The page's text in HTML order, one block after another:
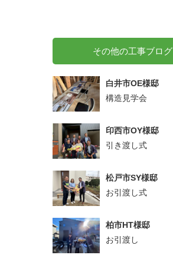
その他の工事ブログ
白井市OE様邸
構造見学会
印西市OY様邸
引き渡し式
松戸市SY様邸
お引渡し式
柏市HT様邸
お引渡し